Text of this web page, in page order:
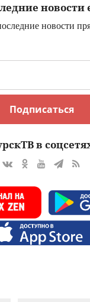
новости
Подписаться
в